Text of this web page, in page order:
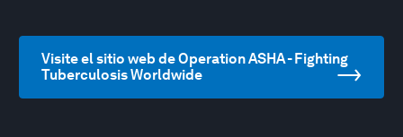
Visite el sitio web de Operation ASHA - Fighting
Tuberculosis Worldwide